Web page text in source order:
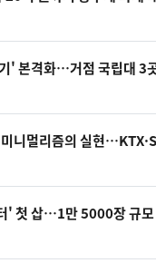
' 본격화…거점 국립대 3
니멀리즘의 실현
' 첫 삽…1만 5000장 규모